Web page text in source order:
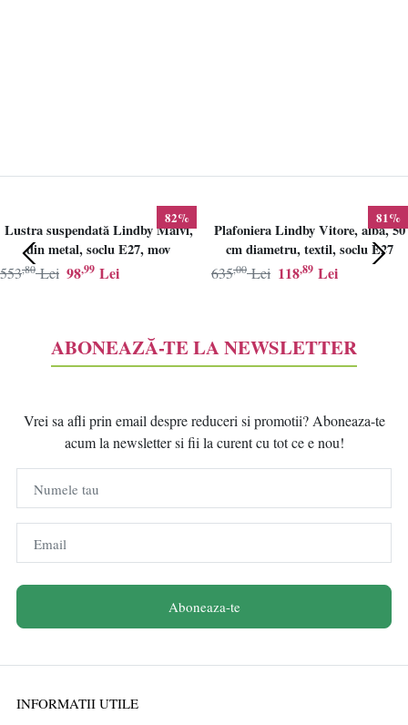
82%
Lustra suspendată Lindby Maivi,
din metal, soclu E27, mov
98,99 Lei
553,80 Lei
81%
Plafoniera Lindby Vitore, alba, 50
cm diametru, textil, soclu E27
118,89 Lei
635,00 Lei
ABONEAZĂ-TE LA NEWSLETTER
Vrei sa afli prin email despre reduceri si promotii? Aboneaza-te
acum la newsletter si fii la curent cu tot ce e nou!
Numele tau
Email
Aboneaza-te
INFORMATII UTILE